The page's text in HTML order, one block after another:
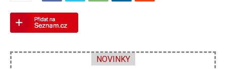
NOVINKY